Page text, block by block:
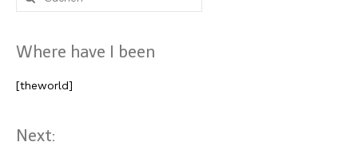
nach:
Where have I been
[theworld]
Next: